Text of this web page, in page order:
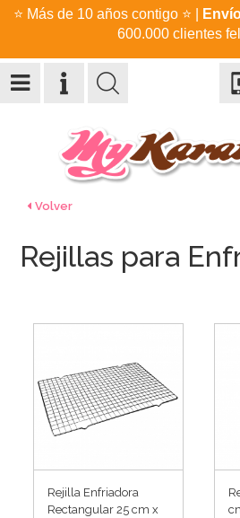
⭐ Más de 10 años contigo ⭐
600.000 clientes
Volver
Rejillas para
Rejilla Enfriadora
Rectangular 25 cm x